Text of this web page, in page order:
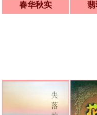
春华秋实
翡